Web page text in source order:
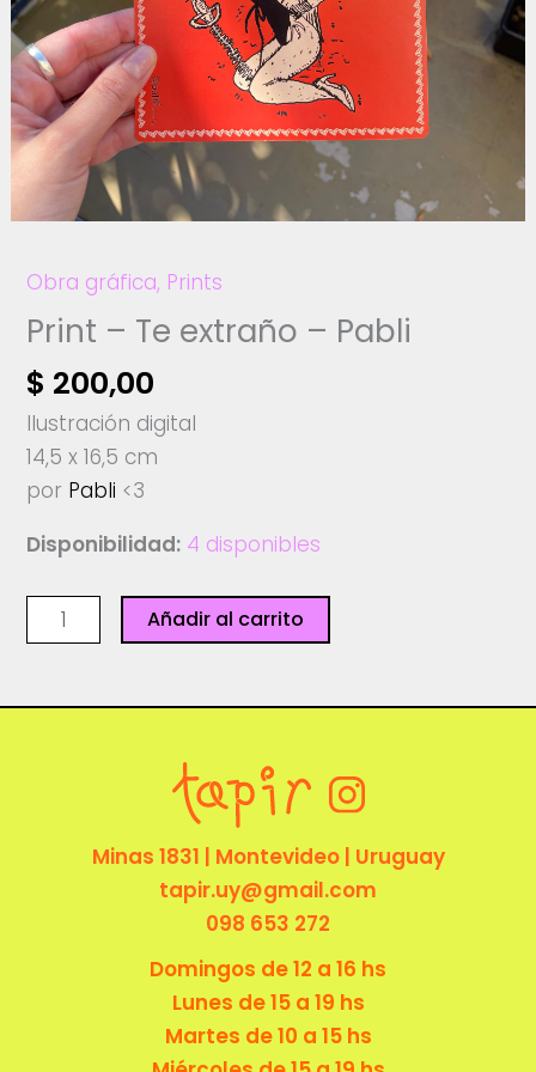
Obra gráfica, Prints
Print – Te extraño – Pabli
$ 200,00
Ilustración digital
14,5 x 16,5 cm
por Pabli <3
Disponibilidad: 4 disponibles
Print
-
extraño
Añadir al carrito
Minas 1831 | Montevideo | Uruguay
tapir.uy@gmail.com
098 653 272
Domingos de 12 a 16 hs
Lunes de 15 a 19 hs
Martes de 10 a 15 hs